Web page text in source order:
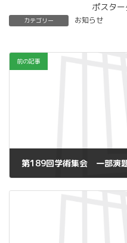
ポスタ
カテゴリー お知らせ
前の記事
第189回学術集会 一部演